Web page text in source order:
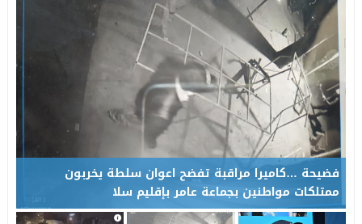
19:28 عامل إقليم تاونات يشرف على إعطاء انطلاقة مشاريع تنموية
فضيحة …كاميرا مراقبة تفضح اعوان سلطة يخربون
ممتلكات مواطنين بجماعة عامر بإقليم سلا